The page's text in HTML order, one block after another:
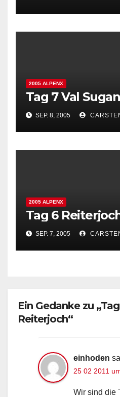
2005 ALPENX
Tag 7 Val
SEP. 8, 2005
2005 ALPENX
Tag 6
SEP. 7, 2005
Ein Gedanke zu
Reiterjoch“
einhoden
25 02 2011
Wir sind die